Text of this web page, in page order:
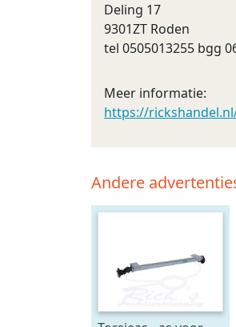
Deling 17
9301ZT Roden
tel 0505013255 bgg
Meer informatie:
https://
Andere